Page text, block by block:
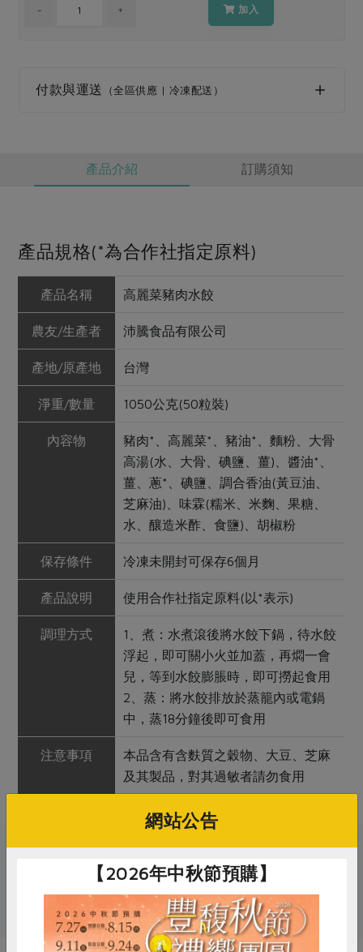
活動報下載 加入
付款與運送 （全區供應 | 冷凍配送）
產品介紹 訂購須知
產品規格(*為合作社指定原料)
產品名稱 高麗菜豬肉水餃
農友/生產者 沛騰食品有限公司
產地/原產地 台灣
淨重/數量 1050公克(50粒裝)
內容物
豬肉*、高麗菜*、豬油*、麵粉、大骨
高湯(水、大骨、碘鹽、薑)、醬油*、
薑、蔥*、碘鹽、調合香油(黃豆油、
芝麻油)、味霖(糯米、米麴、果糖、
水、釀造米酢、食鹽)、胡椒粉
保存條件 冷凍未開封可保存6個月
產品說明 使用合作社指定原料(以*表示)
調理方式
1、煮：水煮滾後將水餃下鍋，待水餃
浮起，即可關小火並加蓋，再燜一會
兒，等到水餃膨脹時，即可撈起食用
2、蒸：將水餃排放於蒸籠內或電鍋
中，蒸18分鐘後即可食用
注意事項
本品含有含麩質之穀物、大豆、芝麻
及其製品，對其過敏者請勿食用
# 沛騰 # 即食料理 # 豬肉 # 水餃
網站公告
【2026年中秋節預購】